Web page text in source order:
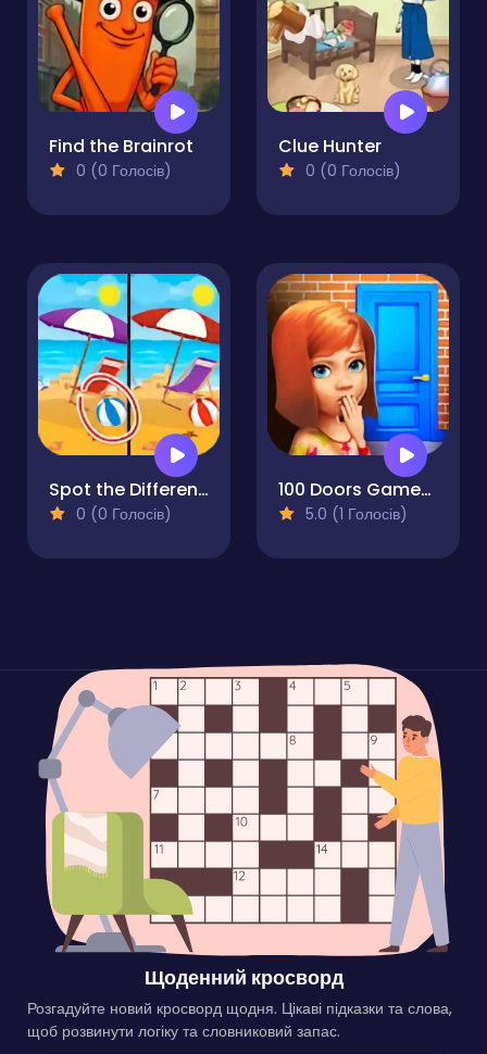
Find the Brainrot
0 (0 Голосів)
Clue Hunter
0 (0 Голосів)
Spot the Difference - Seasons
0 (0 Голосів)
100 Doors Games: Escape from School
5.0 (1 Голосів)
Щоденний кросворд
Розгадуйте новий кросворд щодня. Цікаві підказки та слова,
щоб розвинути логіку та словниковий запас.